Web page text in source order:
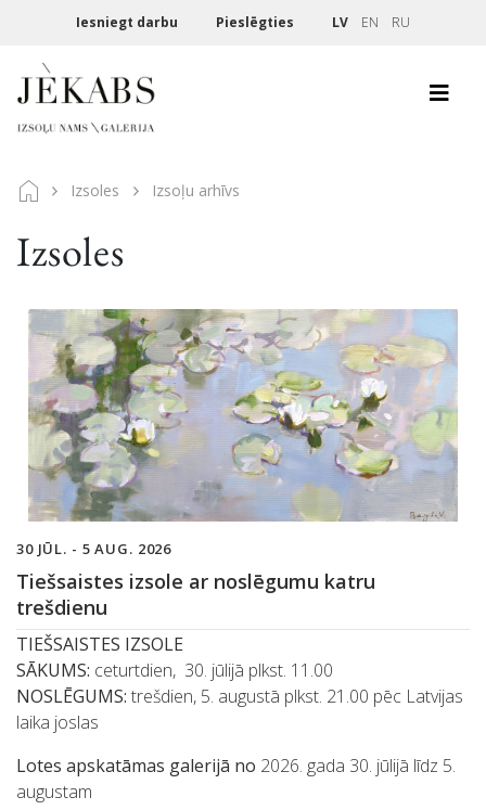
Iesniegt darbu Pieslēgties LV EN RU
Izsoles Izsoļu arhīvs
Izsoles
30 JŪL. - 5 AUG. 2026
Tiešsaistes izsole ar noslēgumu katru
trešdienu
TIEŠSAISTES IZSOLE
SĀKUMS: ceturtdien, 30. jūlijā plkst. 11.00
NOSLĒGUMS: trešdien, 5. augustā plkst. 21.00 pēc Latvijas
laika joslas
Lotes apskatāmas galerijā no 2026. gada 30. jūlijā līdz 5.
augustam